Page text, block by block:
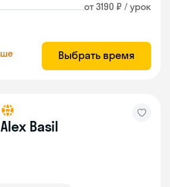
от 3190 ₽ / урок
Выбрать время
Alex Basil